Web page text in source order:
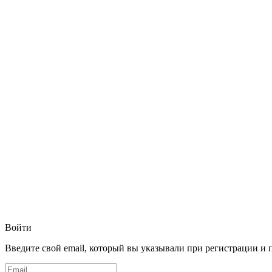
Войти
Введите свой email, который вы указывали при регистрации и